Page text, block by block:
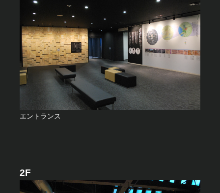
エントランス
2F